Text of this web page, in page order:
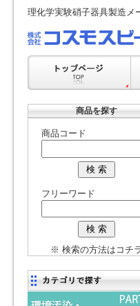
理化学実験硝子器具製造メ
商品を探す
商品コード
フリーワード
※ 検索の方法はコチ